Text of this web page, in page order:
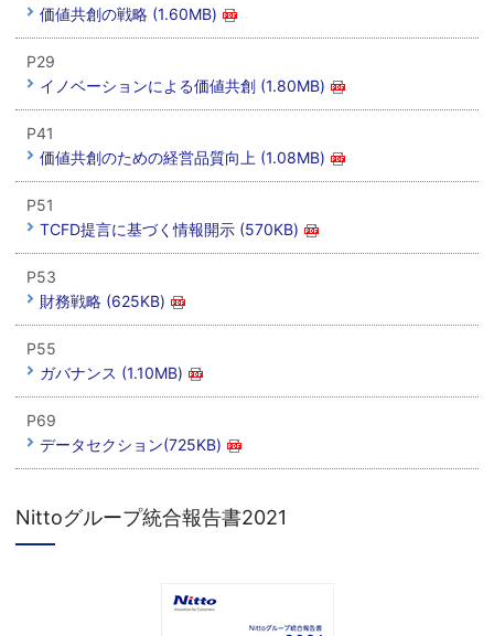
価値共創の戦略 (1.60MB)
P29
イノベーションによる価値共創 (1.80MB)
P41
価値共創のための経営品質向上 (1.08MB)
P51
TCFD提言に基づく情報開示 (570KB)
P53
財務戦略 (625KB)
P55
ガバナンス (1.10MB)
P69
データセクション(725KB)
Nittoグループ統合報告書2021